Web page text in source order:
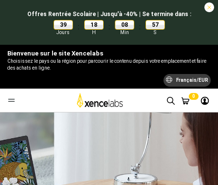
Offres Rentrée Scolaire | Jusqu'à -40% | Se termine dans :
39
Jours
: 18
H
: 08
Min
: 56
S
Bienvenue sur le site Xencelabs
Choisissez le pays ou la région pour parcourir le contenu depuis votre emplacement et faire
des achats en ligne.
Français/EUR
0